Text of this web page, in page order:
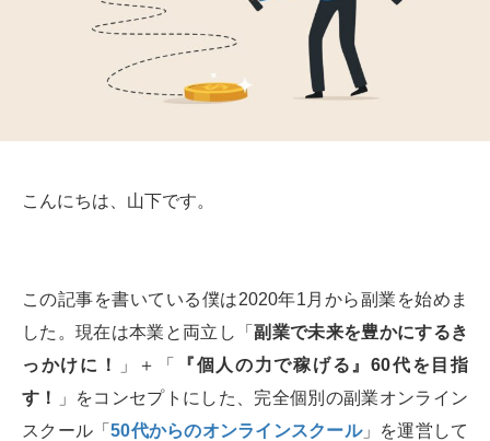
こんにちは、山下です。
この記事を書いている僕は2020年1月から副業を始めま
した。現在は本業と両立し「副業で未来を豊かにするき
っかけに！
」＋「
『個人の力で稼げる』60代を目指
す！
」をコンセプトにした、完全個別の副業オンライン
スクール「50代からのオンラインスクール」を運営して